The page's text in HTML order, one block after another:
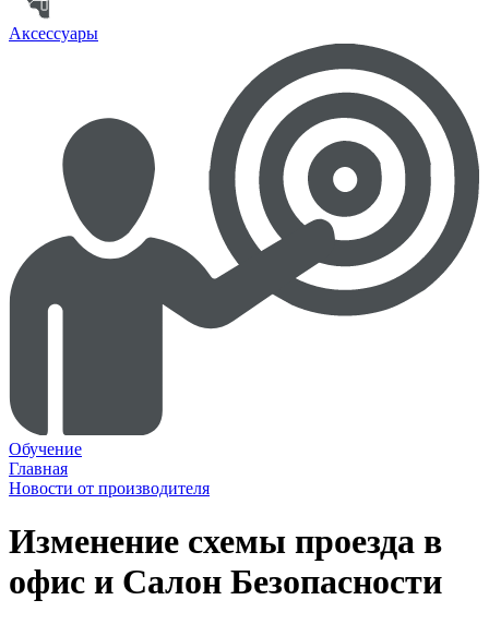
Аксессуары
Обучение
Главная
Новости от производителя
Изменение схемы проезда в
офис и Салон Безопасности